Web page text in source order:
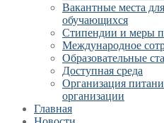
Вакантные места
обучающихся
Стипендии и меры
Международное
Образовательные
Доступная среда
Организация
организации
Главная